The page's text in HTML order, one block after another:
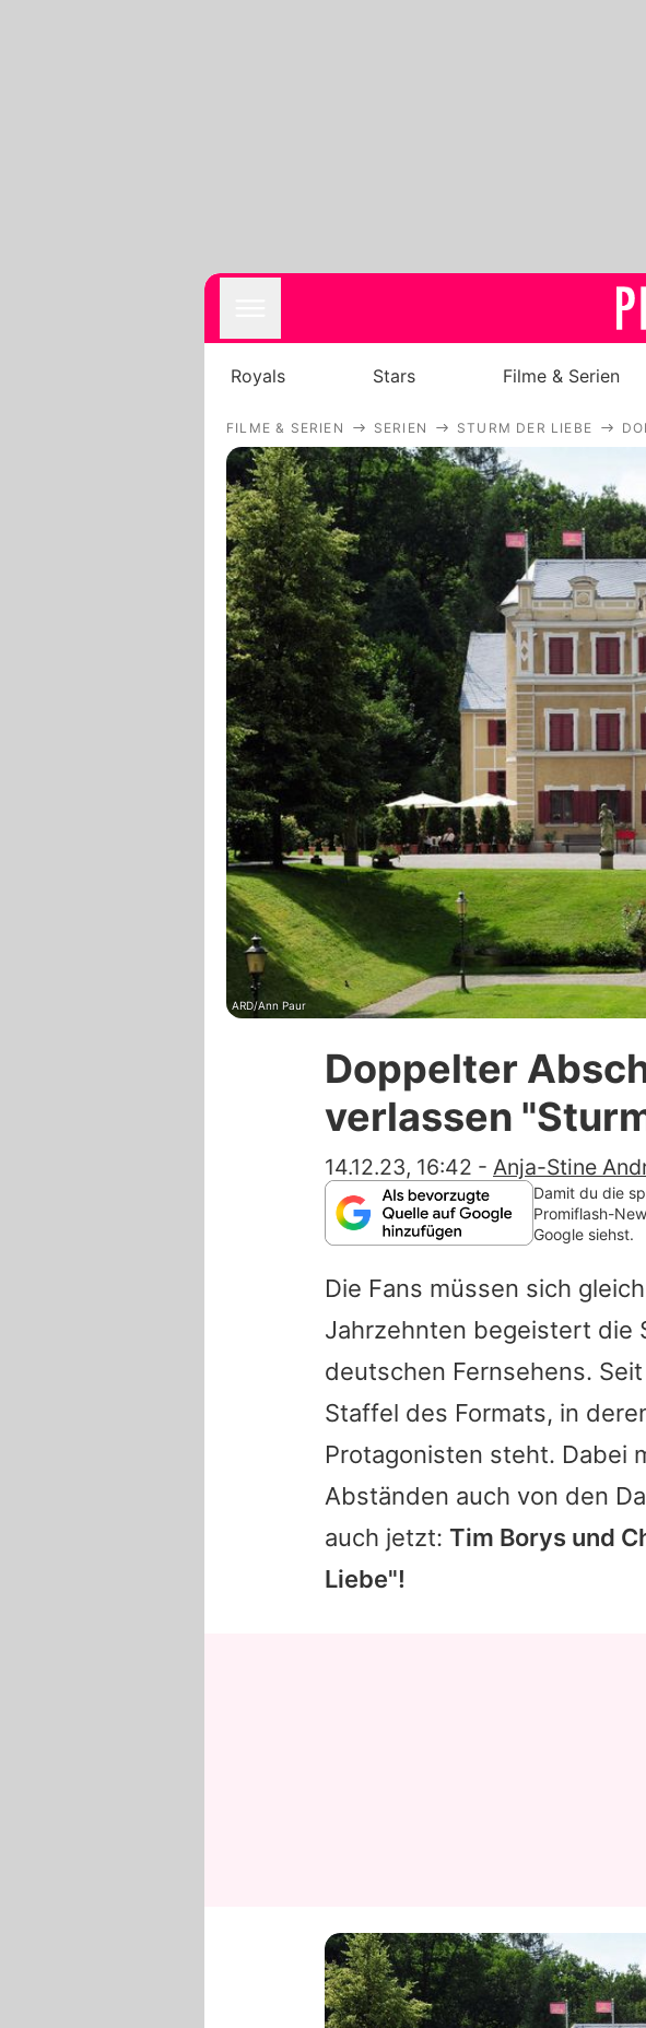
Royals Stars Filme & Serien
FILME & SERIEN SERIEN STURM DER LIEBE
ARD/Ann Paur
Doppelter
verlassen
14.12.23, 16:42 - Anja-Stine
Damit du die
Promiflash-
Google siehst.
Die Fans müssen sich
Jahrzehnten begeistert die
deutschen Fernsehens.
Staffel des Formats, in
Protagonisten steht. Dabei
Abständen auch von den
auch jetzt: Tim Borys und
Liebe"!